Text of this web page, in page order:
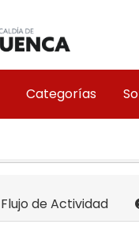
Categorías
Flujo de Actividad